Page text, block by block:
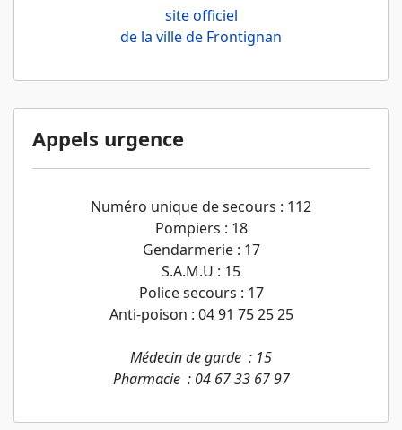
site officiel
de la ville de Frontignan
Appels urgence
Numéro unique de secours : 112
Pompiers : 18
Gendarmerie : 17
S.A.M.U : 15
Police secours : 17
Anti-poison : 04 91 75 25 25
Médecin de garde : 15
Pharmacie : 04 67 33 67 97